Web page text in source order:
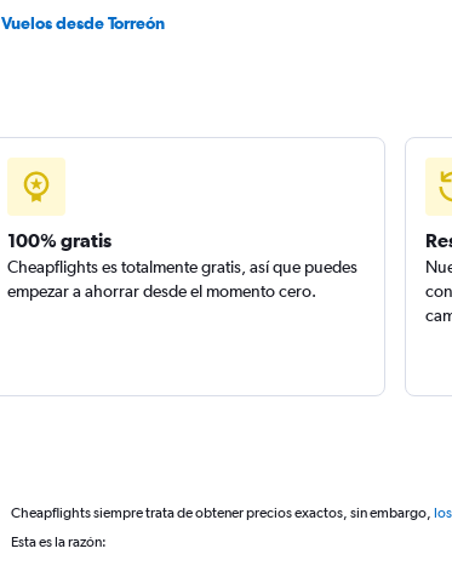
Vuelos desde Torreón
100% gratis
Cheapflights es totalmente gratis, así que puedes
empezar a ahorrar desde el momento cero.
Cheapflights siempre trata de obtener precios exactos, sin embargo,
Esta es la razón: